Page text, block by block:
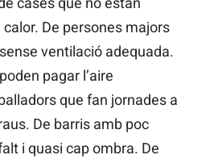
De persones majors
ventilació adequada.
pagar l’aire
que fan jornades a
De barris amb poc
i quasi cap ombra. De